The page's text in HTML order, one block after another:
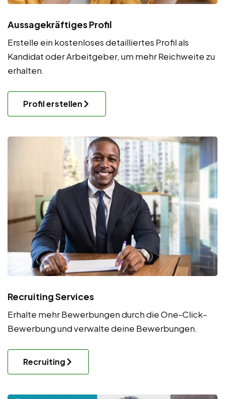
Aussagekräftiges Profil
Erstelle ein kostenloses detailliertes Profil als
Kandidat oder Arbeitgeber, um mehr Reichweite zu
erhalten.
Profil erstellen
Recruiting Services
Erhalte mehr Bewerbungen durch die One-Click-
Bewerbung und verwalte deine Bewerbungen.
Recruiting